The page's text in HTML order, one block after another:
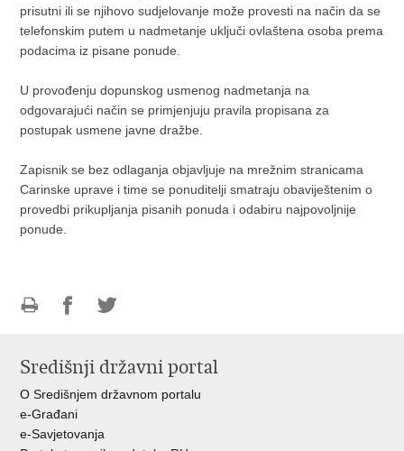
prisutni ili se njihovo sudjelovanje može provesti na način da se
telefonskim putem u nadmetanje uključi ovlaštena osoba prema
podacima iz pisane ponude.
U provođenju dopunskog usmenog nadmetanja na
odgovarajući način se primjenjuju pravila propisana za
postupak usmene javne dražbe.
Zapisnik se bez odlaganja objavljuje na mrežnim stranicama
Carinske uprave i time se ponuditelji smatraju obaviještenim o
provedbi prikupljanja pisanih ponuda i odabiru najpovoljnije
ponude.
FacebookuTwitteru
Središnji državni portal
O Središnjem državnom portalu
e-Građani
e-Savjetovanja